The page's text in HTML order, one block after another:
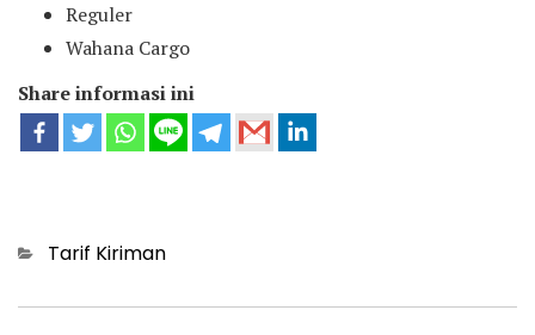
Reguler
Wahana Cargo
Share informasi ini
Categories
Tarif Kiriman